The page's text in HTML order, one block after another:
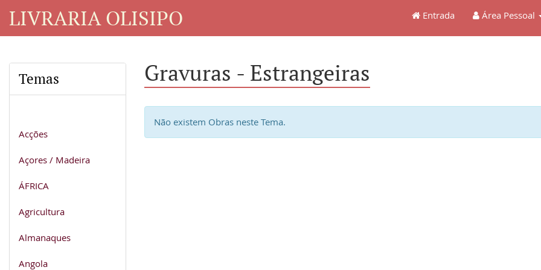
LIVRARIA OLISIPO Entrada Área Pessoal
Temas
Acções
Açores / Madeira
ÁFRICA
Agricultura
Almanaques
Angola
Gravuras - Estrangeiras
Não existem Obras neste Tema.